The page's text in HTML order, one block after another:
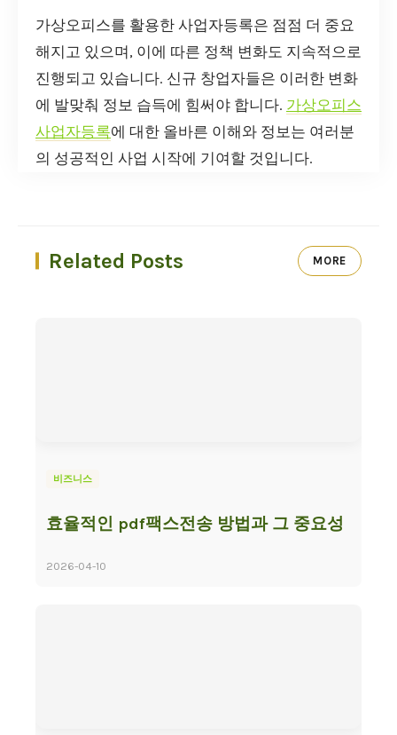
가상오피스를 활용한 사업자등록은 점점 더 중요
해지고 있으며, 이에 따른 정책 변화도 지속적으로
진행되고 있습니다. 신규 창업자들은 이러한 변화
에 발맞춰 정보 습득에 힘써야 합니다. 가상오피스
사업자등록에 대한 올바른 이해와 정보는 여러분
의 성공적인 사업 시작에 기여할 것입니다.
Related Posts MORE
비즈니스
효율적인 pdf팩스전송 방법과 그 중요성
2026-04-10